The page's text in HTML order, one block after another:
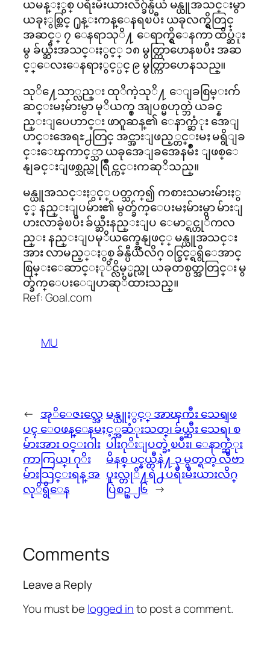
ယမန္ႏွစ္ ပရီးမီးယားလိဂ္ခ်န္ပီယံ မန္ယူအသင္းမွာ
ယခုႏွစ္တြင္ ႐ုန္းကန္ေနရၿပီး ယခုလက္ရွိတြင္
အဆင့္ ၇ ေနရာသုိ႔ ေရာက္ရွိေနကာ ထိပ္ဆံုး
မွ ခ်ယ္ဆီးအသင္းႏွင့္ ၁၈ မွတ္ကြာဟေနၿပီး အဆ
င့္ေလးေနရာႏွင့္ပင္ ၉ မွတ္ကြာဟေနသည္။
သုိ႔ေသာ္လည္း ထုိကဲ့သုိ႔ ေျခစြမ္းက်
ဆင္းမႈမ်ားမွာ မုိယက္စ္ အျပစ္မဟုတ္ဘဲ ယခင္န
ည္းျပေဟာင္း ဖာဂူဆန္၏ ေနာက္ဆံုး အေျ
ပာင္းအေရႊ႕တြင္ အင္အားျဖည့္တင္းမႈ မရွိျခ
င္းေၾကာင့္သာ ယခုအေျခအေနမ်ိဳး ျဖစ္ေ
နျခင္းျဖစ္သည္ဟု ရြိဳင္ကင္းကဆုိသည္။
မန္ယူအသင္းႏွင့္ ပတ္သက္၍ ကစားသမားမ်ားႏွ
င့္ နည္းျပမ်ား၏ မွတ္ခ်က္ေပးမႈမ်ားမွာ မ်ားျ
ပားလာခဲ့ၿပီး ခ်ယ္ဆီးနည္းျပ ေမာ္ရင္ဟုိကလ
ည္း နည္းျပမုိယက္စ္အေနျဖင့္ မန္ယူအသင္း
အား လာမည့္ႏွစ္ ခ်န္ပီယံလိဂ္ ၀င္ခြင့္ရရွိေအာင္
စြမ္းေဆာင္ႏုိင္လိမ့္မည္ဟု ယခုတစ္ပတ္အတြင္း မွ
တ္ခ်က္ေပးေျပာဆုိထားသည္။
Ref: Goal.com
MU
← အုိေဇးလ္အေ
ပၚ ေ၀ဖန္ေနမႈ
မ်ားအား ၀င္းဂါး
ကာကြယ္၊ ဂုိး
မ်ားသြင္းရန္ အ
လုိရွိေန
မန္ယူႏွင့္ အာၾကီး သေရျဖ
င့္အဆံုးသတ္၊ ခ်ယ္ဆီး သေရ၊ စ
ပါးဂုိးျပတ္ခဲ့ၿပီး၊ ေနာက္ဆံုး
မိနစ္ ပင္နယ္တီနဲ႔ ၃ မွတ္ရတဲ့ လီဗာ
ပူးလ္တုိ႔ရဲ႕ ပရီးမီးယားလိဂ္
ပြဲစဥ္ ၂၆ →
Comments
Leave a Reply
You must be logged into post a comment.